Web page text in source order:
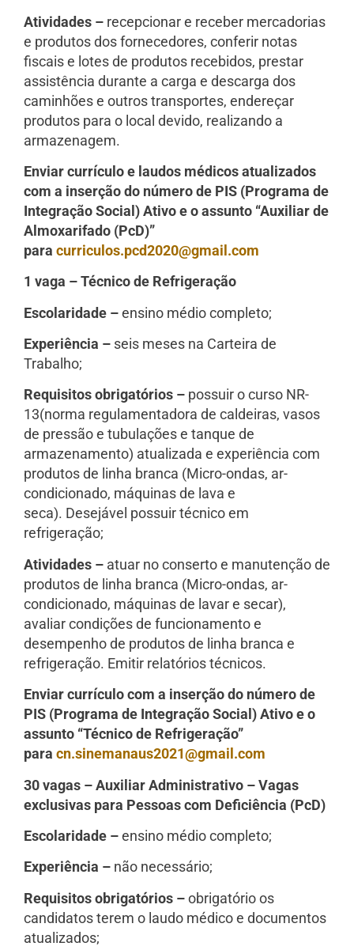
Atividades – recepcionar e receber mercadorias
e produtos dos fornecedores, conferir notas
fiscais e lotes de produtos recebidos, prestar
assistência durante a carga e descarga dos
caminhões e outros transportes, endereçar
produtos para o local devido, realizando a
armazenagem.
Enviar currículo e laudos médicos atualizados
com a inserção do número de PIS (Programa de
Integração Social) Ativo e o assunto “Auxiliar de
Almoxarifado (PcD)”
para curriculos.pcd2020@gmail.com
1 vaga – Técnico de Refrigeração
Escolaridade –ensino médio completo;
Experiência – seis meses na Carteira de
Trabalho;
Requisitos obrigatórios – possuir o curso NR-
13(norma regulamentadora de caldeiras, vasos
de pressão e tubulações e tanque de
armazenamento) atualizada e experiência com
produtos de linha branca (Micro-ondas, ar-
condicionado, máquinas de lava e
seca). Desejável possuir técnico em
refrigeração;
Atividades – atuar no conserto e manutenção de
produtos de linha branca (Micro-ondas, ar-
condicionado, máquinas de lavar e secar),
avaliar condições de funcionamento e
desempenho de produtos de linha branca e
refrigeração. Emitir relatórios técnicos.
Enviar currículo com a inserção do número de
PIS (Programa de Integração Social) Ativo e o
assunto “Técnico de Refrigeração”
para cn.sinemanaus2021@gmail.com
30 vagas –Auxiliar Administrativo – Vagas
exclusivas para Pessoas com Deficiência (PcD)
Escolaridade –ensino médio completo;
Experiência – não necessário;
Requisitos obrigatórios –obrigatório os
candidatos terem o laudo médico e documentos
atualizados;